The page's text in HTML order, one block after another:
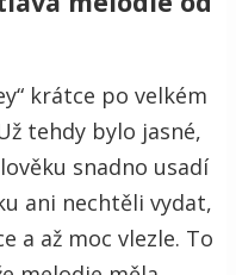
krátce po velkém
tehdy bylo jasné,
snadno usadí
ani nechtěli vydat,
a až moc vlezle. To